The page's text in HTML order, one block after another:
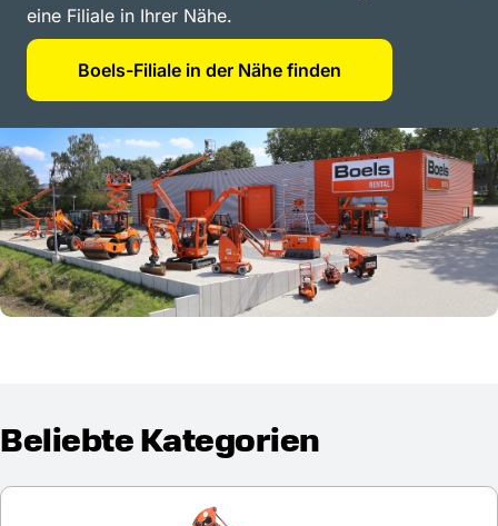
eine Filiale in Ihrer Nähe.
Boels-Filiale in der Nähe finden
Beliebte Kategorien